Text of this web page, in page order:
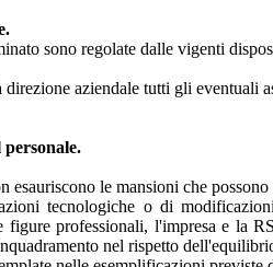
sono regolate dalle vigenti
aziendale tutti gli eventuali
le mansioni che
tecnologiche o di
professionali, l'impresa e la
nel rispetto